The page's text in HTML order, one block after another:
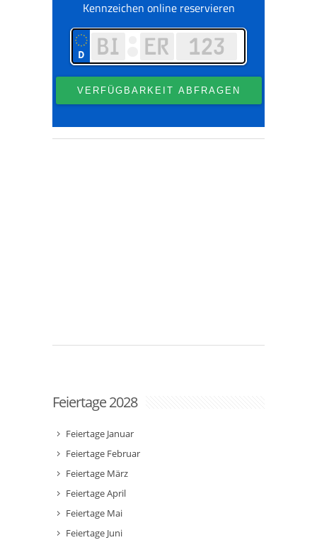
Feiertage 2028
Feiertage Januar
Feiertage Februar
Feiertage März
Feiertage April
Feiertage Mai
Feiertage Juni